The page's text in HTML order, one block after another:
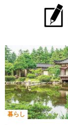
暮らし